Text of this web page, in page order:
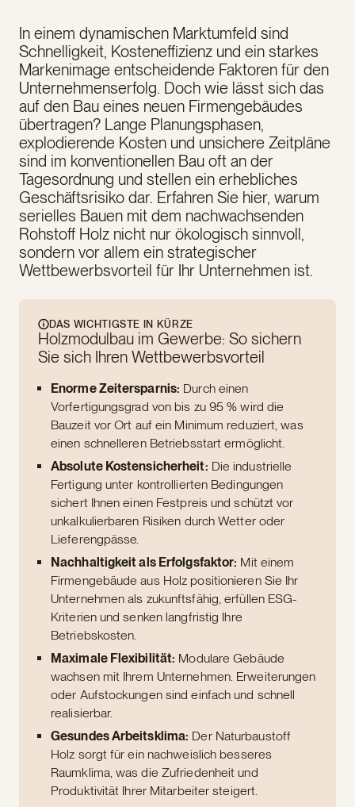
In einem dynamischen Marktumfeld sind
Schnelligkeit, Kosteneffizienz und ein starkes
Markenimage entscheidende Faktoren für den
Unternehmenserfolg. Doch wie lässt sich das
auf den Bau eines neuen Firmengebäudes
übertragen? Lange Planungsphasen,
explodierende Kosten und unsichere Zeitpläne
sind im konventionellen Bau oft an der
Tagesordnung und stellen ein erhebliches
Geschäftsrisiko dar. Erfahren Sie hier, warum
serielles Bauen mit dem nachwachsenden
Rohstoff Holz nicht nur ökologisch sinnvoll,
sondern vor allem ein strategischer
Wettbewerbsvorteil für Ihr Unternehmen ist.
DAS WICHTIGSTE IN KÜRZE
Holzmodulbau im Gewerbe: So sichern
Sie sich Ihren Wettbewerbsvorteil
Enorme Zeitersparnis: Durch einen
Vorfertigungsgrad von bis zu 95 % wird die
Bauzeit vor Ort auf ein Minimum reduziert, was
einen schnelleren Betriebsstart ermöglicht.
Absolute Kostensicherheit: Die industrielle
Fertigung unter kontrollierten Bedingungen
sichert Ihnen einen Festpreis und schützt vor
unkalkulierbaren Risiken durch Wetter oder
Lieferengpässe.
Nachhaltigkeit als Erfolgsfaktor: Mit einem
Firmengebäude aus Holz positionieren Sie Ihr
Unternehmen als zukunftsfähig, erfüllen ESG-
Kriterien und senken langfristig Ihre
Betriebskosten.
Maximale Flexibilität: Modulare Gebäude
wachsen mit Ihrem Unternehmen. Erweiterungen
oder Aufstockungen sind einfach und schnell
realisierbar.
Gesundes Arbeitsklima: Der Naturbaustoff
Holz sorgt für ein nachweislich besseres
Raumklima, was die Zufriedenheit und
Produktivität Ihrer Mitarbeiter steigert.